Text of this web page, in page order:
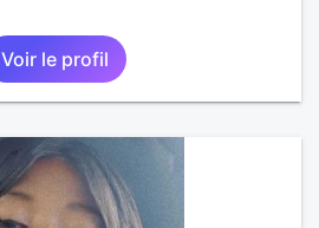
Voir le profil